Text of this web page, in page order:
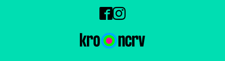
Facebook
Instagram